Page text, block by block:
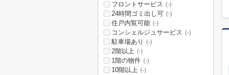
フロントサービス (-)
24時間ゴミ出し可 (-)
住戸内覧可能 (-)
コンシェルジュサービス (-)
駐車場あり (-)
2階以上 (-)
1階の物件 (-)
10階以上 (-)